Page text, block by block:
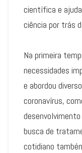
científica e
ciência por trás
Na primeira
necessidades
e abordou
coronavírus,
busca de
cotidiano